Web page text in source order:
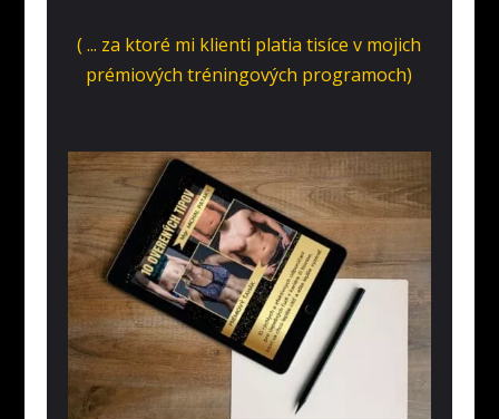
( ... za ktoré mi klienti platia tisíce v mojich
prémiových tréningových programoch)